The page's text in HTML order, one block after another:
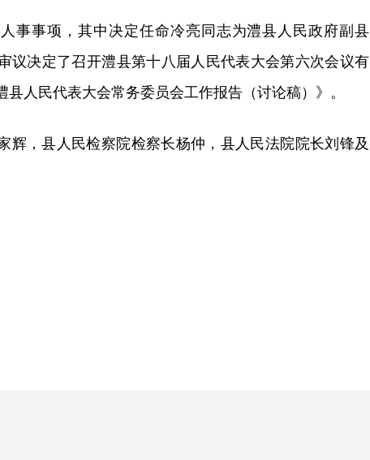
事事项，其中决定任命冷亮同志为澧县人民政府副县
议决定了召开澧县第十八届人民代表大会第六次会议有
人民代表大会常务委员会工作报告（讨论稿）》。
辉，县人民检察院检察长杨仲，县人民法院院长刘锋及